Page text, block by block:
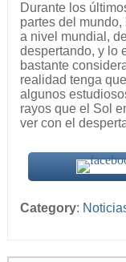
Durante los
partes del
a nivel mundial,
despertando, y lo
bastante
realidad tenga
algunos
rayos que el Sol
ver con el
Category: